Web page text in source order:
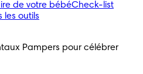
de votre bébéCheck-list
les outils
Pampers pour célébrer